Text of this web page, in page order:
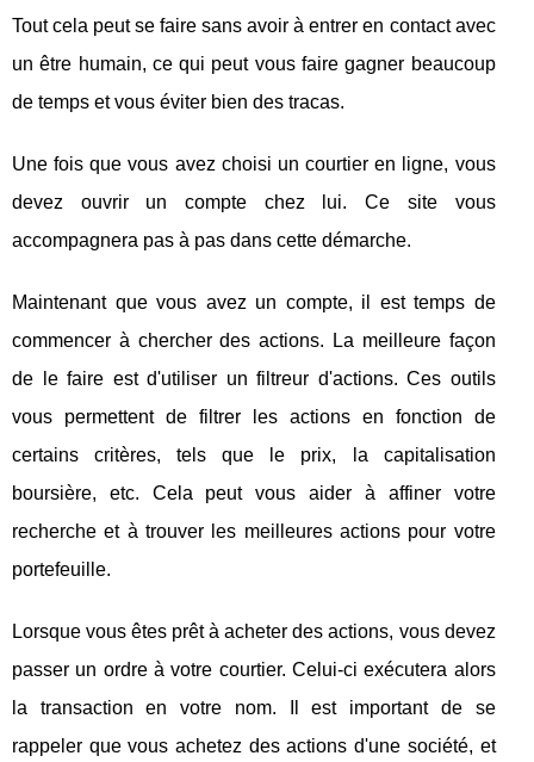
Tout cela peut se faire sans avoir à entrer en contact avec
un être humain, ce qui peut vous faire gagner beaucoup
de temps et vous éviter bien des tracas.
Une fois que vous avez choisi un courtier en ligne, vous
devez ouvrir un compte chez lui. Ce site vous
accompagnera pas à pas dans cette démarche.
Maintenant que vous avez un compte, il est temps de
commencer à chercher des actions. La meilleure façon
de le faire est d'utiliser un filtreur d'actions. Ces outils
vous permettent de filtrer les actions en fonction de
certains critères, tels que le prix, la capitalisation
boursière, etc. Cela peut vous aider à affiner votre
recherche et à trouver les meilleures actions pour votre
portefeuille.
Lorsque vous êtes prêt à acheter des actions, vous devez
passer un ordre à votre courtier. Celui-ci exécutera alors
la transaction en votre nom. Il est important de se
rappeler que vous achetez des actions d'une société, et